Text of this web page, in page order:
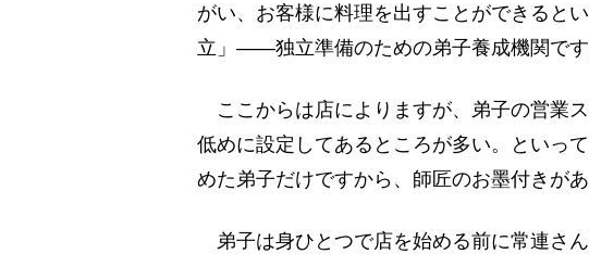
がい、お客様に料理を出すことができると
立」――独立準備のための弟子養成機関です
ここからは店によりますが、弟子の営業
低めに設定してあるところが多い。といっ
めた弟子だけですから、師匠のお墨付きが
弟子は身ひとつで店を始める前に常連さ